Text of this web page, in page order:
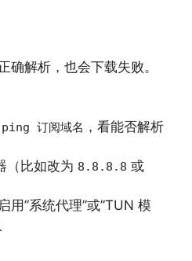
确解析，也会下载失败。
ping 订阅域名 ，看能否解析
（比如改为 8.8.8.8 或
用”系统代理”或”TUN 模